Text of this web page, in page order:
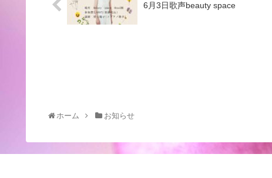
6月3日歌声beauty space
ホーム お知らせ